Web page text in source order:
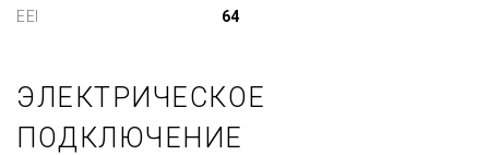
EEI 64
ЭЛЕКТРИЧЕСКОЕ
ПОДКЛЮЧЕНИЕ